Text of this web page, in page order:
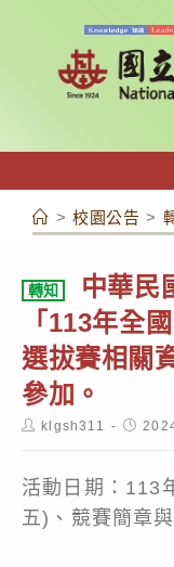
容
> 校園公告 >
轉知
中華民
「113年全
選拔賽相關
參加。
Postklgsh311
Post
活動日期：113
五)、競賽簡章